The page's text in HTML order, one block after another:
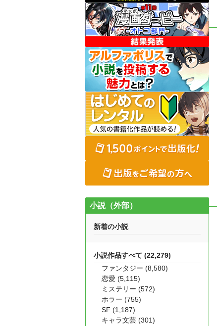
小説（外部）
新着の小説
小説作品すべて (22,279)
ファンタジー (8,580)
恋愛 (5,115)
ミステリー (572)
ホラー (755)
SF (1,187)
キャラ文芸 (301)